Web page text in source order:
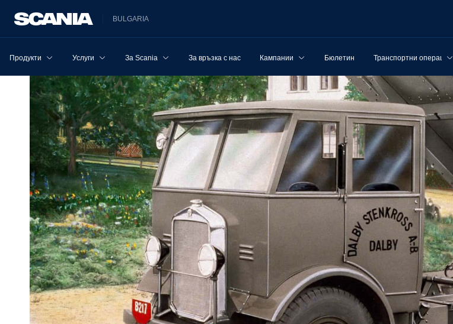
BULGARIA
Продукти Услуги За Scania За връзка с нас Кампании Бюлетин Транспортни операции